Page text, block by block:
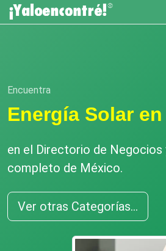
Encuentra
Energía Solar
en el Directorio de Negocios
completo de México.
Ver otras Categorías...